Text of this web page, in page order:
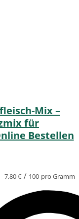
Mix –
für
Bestellen
7,80€ / 100 pro Gramm